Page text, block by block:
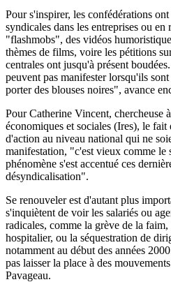
Pour s'inspirer, les confédérations
syndicales dans les entreprises ou en
"flashmobs", des vidéos
thèmes de films, voire les pétitions
centrales ont jusqu'à présent
peuvent pas manifester lorsqu'ils
porter des blouses noires", avance
Pour Catherine Vincent, chercheuse
économiques et sociales (Ires), le fait
d'action au niveau national qui ne
manifestation, "c'est vieux comme le
phénomène s'est accentué ces
désyndicalisation".
Se renouveler est d'autant plus
s'inquiètent de voir les salariés ou
radicales, comme la grève de la
hospitalier, ou la séquestration de
notamment au début des années
pas laisser la place à des
Pavageau.